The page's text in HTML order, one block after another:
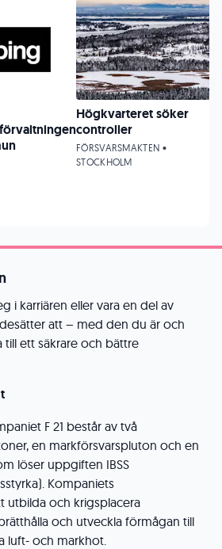
i karriären eller vara en del av
att – med den du är och
ett säkrare och bättre
F 21 består av två
en markförsvarspluton och en
löser uppgiften IBSS
Kompaniets
utbilda och krigsplacera
och utveckla förmågan till
luft- och markhot.
Högkvarteret söker
controller
FÖRSVARSMAKTEN •
STOCKHOLM